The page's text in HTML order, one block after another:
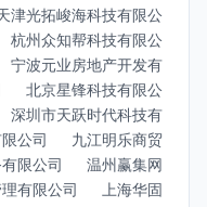
津光拓峻海科技有限公
杭州众知帮科技有限公
宁波元业房地产开发有
北京星锋科技有限公
深圳市天跃时代科技有
公司
九江明乐商贸
限公司
温州赢集网
有限公司
上海华固